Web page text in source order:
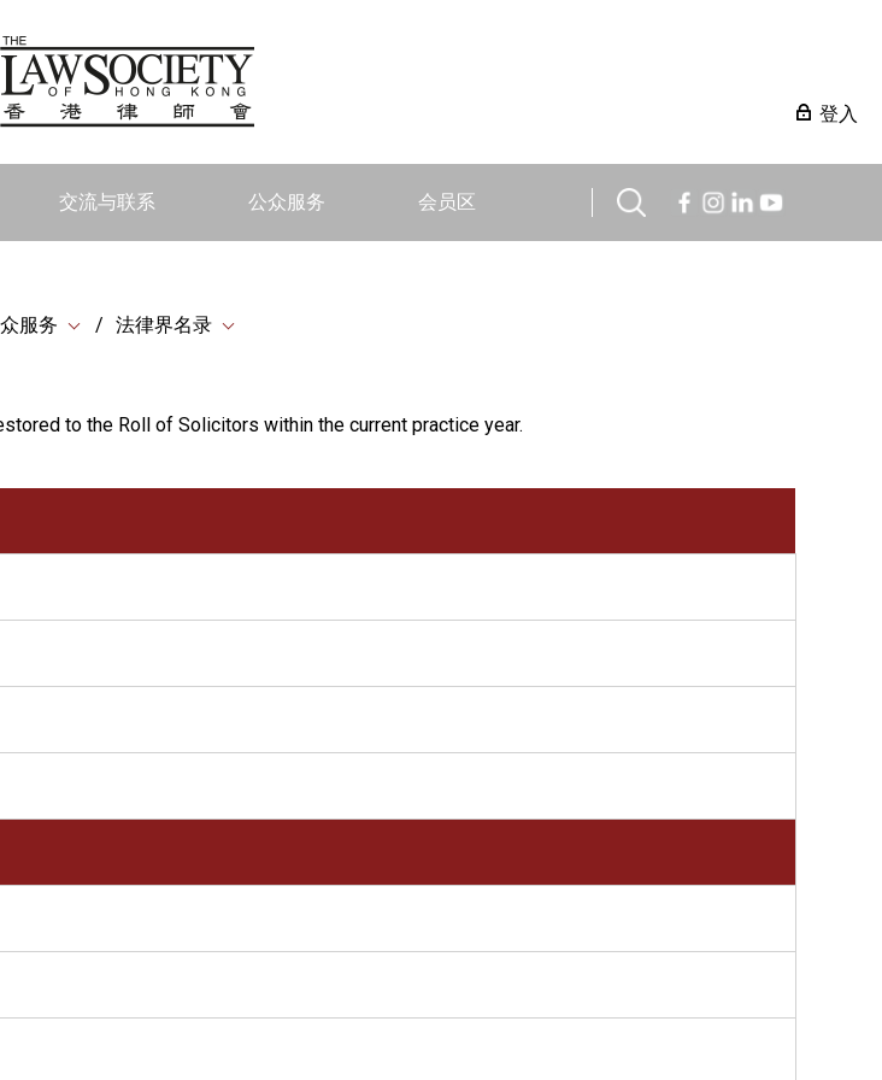
登入
交流与联系 公众服务 会员区
服务 法律界名录
to the Roll of Solicitors within the current practice year.